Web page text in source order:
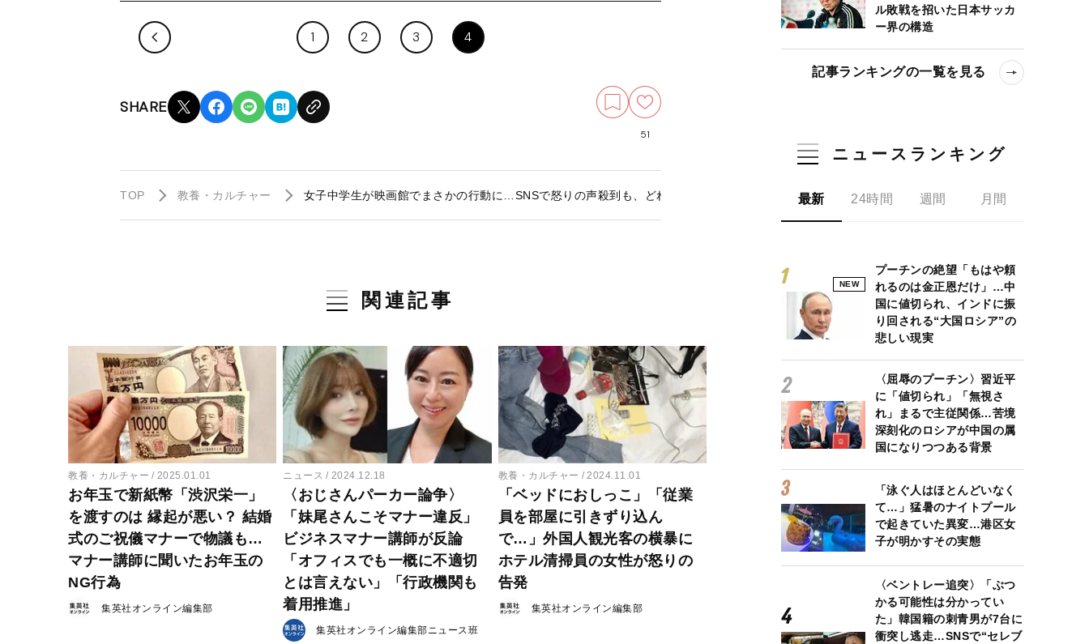
1 2 3 4
SHARE
51
TOP 教養・カルチャー 女子中学生が映画館でまさかの行動に…SNSで怒りの声殺到も、どれだけ注意してもなくならない映画館でのバッドマナー
関連記事
教養・カルチャー 2025.01.01
お年玉で新紙幣「渋沢栄一」
を渡すのは 縁起が悪い？ 結婚
式のご祝儀マナーで物議も…
マナー講師に聞いたお年玉の
NG行為
集英社オンライン編集部
ニュース 2024.12.18
〈おじさんパーカー論争〉
「妹尾さんこそマナー違反」
ビジネスマナー講師が反論
「オフィスでも一概に不適切
とは言えない」「行政機関も
着用推進」
集英社オンライン編集部ニュース班
教養・カルチャー 2024.11.01
「ベッドにおしっこ」「従業
員を部屋に引きずり込ん
で…」外国人観光客の横暴に
ホテル清掃員の女性が怒りの
告発
集英社オンライン編集部
ル敗戦を招いた日本サッカ
ー界の構造
記事ランキングの一覧を見る
ニュースランキング
最新 24時間 週間 月間
NEW
プーチンの絶望「もはや頼
れるのは金正恩だけ」…中
国に値切られ、インドに振
り回される“大国ロシア”の
悲しい現実
〈屈辱のプーチン〉習近平
に「値切られ」「無視さ
れ」まるで主従関係…苦境
深刻化のロシアが中国の属
国になりつつある背景
「泳ぐ人はほとんどいなく
て…」猛暑のナイトプール
で起きていた異変…港区女
子が明かすその実態
〈ベントレー追突〉「ぶつ
かる可能性は分かってい
た」韓国籍の刺青男が7台に
衝突し逃走…SNSで“セレブ